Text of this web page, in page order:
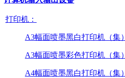
打印机：
A3幅面喷墨黑白打印机（集）
A3幅面喷墨彩色打印机（集）
A4幅面喷墨黑白打印机（集）